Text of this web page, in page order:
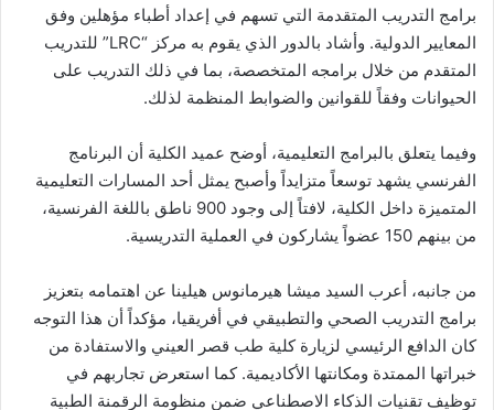
برامج التدريب المتقدمة التي تسهم في إعداد أطباء مؤهلين وفق
المعايير الدولية. وأشاد بالدور الذي يقوم به مركز “LRC” للتدريب
المتقدم من خلال برامجه المتخصصة، بما في ذلك التدريب على
الحيوانات وفقاً للقوانين والضوابط المنظمة لذلك.
وفيما يتعلق بالبرامج التعليمية، أوضح عميد الكلية أن البرنامج
الفرنسي يشهد توسعاً متزايداً وأصبح يمثل أحد المسارات التعليمية
المتميزة داخل الكلية، لافتاً إلى وجود 900 ناطق باللغة الفرنسية،
من بينهم 150 عضواً يشاركون في العملية التدريسية.
من جانبه، أعرب السيد ميشا هيرمانوس هيلينا عن اهتمامه بتعزيز
برامج التدريب الصحي والتطبيقي في أفريقيا، مؤكداً أن هذا التوجه
كان الدافع الرئيسي لزيارة كلية طب قصر العيني والاستفادة من
خبراتها الممتدة ومكانتها الأكاديمية. كما استعرض تجاربهم في
توظيف تقنيات الذكاء الاصطناعي ضمن منظومة الرقمنة الطبية